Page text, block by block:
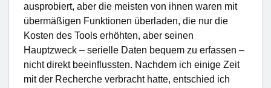
ausprobiert, aber die meisten von ihnen waren mit
übermäßigen Funktionen überladen, die nur die
Kosten des Tools erhöhten, aber seinen
Hauptzweck – serielle Daten bequem zu erfassen –
nicht direkt beeinflussten. Nachdem ich einige Zeit
mit der Recherche verbracht hatte, entschied ich